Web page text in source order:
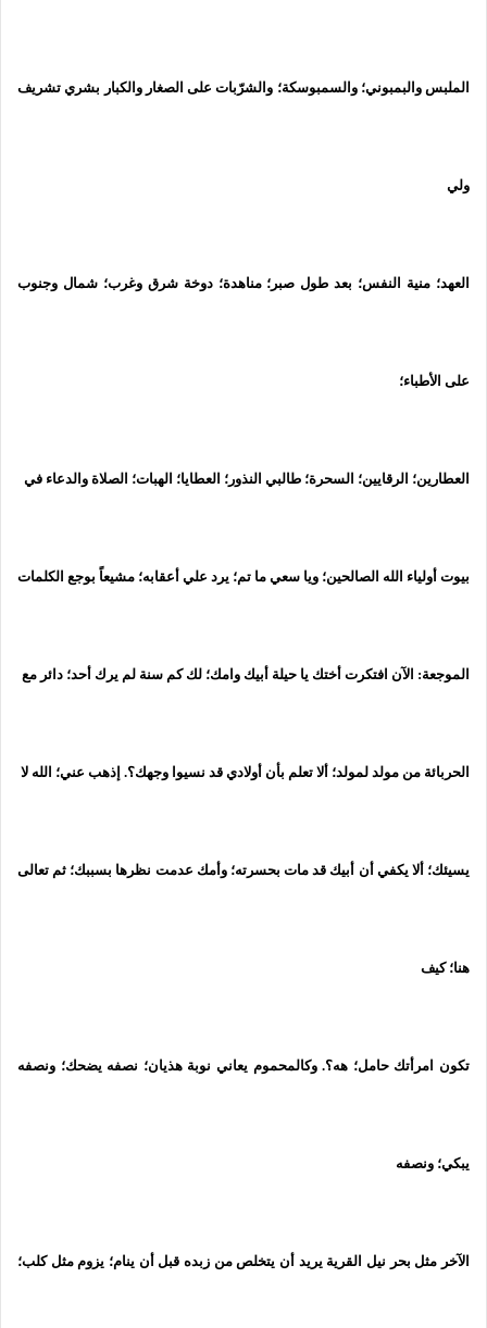
الملبس والبمبوني؛ والسمبوسكة؛ والشرّبات على الصغار والكبار بشري تشريف
ولي
العهد؛ منية النفس؛ بعد طول صبر؛ مناهدة؛ دوخة شرق وغرب؛ شمال وجنوب
على الأطباء؛
العطارين؛ الرقايين؛ السحرة؛ طالبي النذور؛ العطايا؛ الهبات؛ الصلاة والدعاء في
بيوت أولياء الله الصالحين؛ ويا سعي ما تم؛ يرد علي أعقابه؛ مشيعاً بوجع الكلمات
الموجعة: الآن افتكرت أختك يا حيلة أبيك وامك؛ لك كم سنة لم يرك أحد؛ دائر مع
الحربائة من مولد لمولد؛ ألا تعلم بأن أولادي قد نسيوا وجهك؟. إذهب عني؛ الله لا
يسيئك؛ ألا يكفي أن أبيك قد مات بحسرته؛ وأمك عدمت نظرها بسببك؛ ثم تعالى
هنا؛ كيف
تكون امرأتك حامل؛ هه؟. وكالمحموم يعاني نوبة هذيان؛ نصفه يضحك؛ ونصفه
يبكي؛ ونصفه
الآخر مثل بحر نيل القرية يريد أن يتخلص من زبده قبل أن ينام؛ يزوم مثل كلب؛